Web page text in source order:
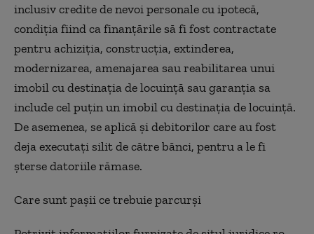
inclusiv credite de nevoi personale cu ipotecă,
condiţia fiind ca finanţările să fi fost contractate
pentru achiziţia, construcţia, extinderea,
modernizarea, amenajarea sau reabilitarea unui
imobil cu destinaţia de locuinţă sau garanţia sa
include cel puţin un imobil cu destinaţia de locuinţă.
De asemenea, se aplică şi debitorilor care au fost
deja executaţi silit de către bănci, pentru a le fi
şterse datoriile rămase.
Care sunt pașii ce trebuie parcurși